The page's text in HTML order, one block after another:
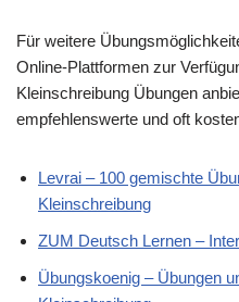
Für weitere
Online-Plattformen zur
Kleinschreibung Übungen
empfehlenswerte und oft
Levrai – 100 gemischte
Kleinschreibung
ZUM Deutsch Lernen –
Übungskoenig – Übungen